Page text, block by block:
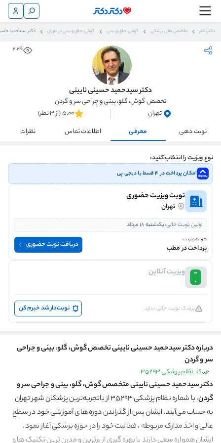
دکتردکتر تخصص های پزشکی گوش، حلق و بینی گوش، حلق و بینی در تهران دکتر سیدحمید
4.4K
دکتر سیدحمید حسینی نایینی
تخصص گوش، گلو، بینی و جراحی سر و گردن
تهران
5.00 (از 3 نظر)
نوبت دهی
معرفی اطلاعات تماس نظرات
نوع ویزیت را انتخاب کنید:
امکان پرداخت در ۴ قسط با دیجی پی
نوبت ویزیت حضوری
تهران
اولین نوبت خالی:یک‌شنبه 18 مرداد
هزینه ویزیت:
پرداخت در مطب دریافت نوبت حضوری
ویزیت آنلاین
پزشک نوبت خالی ندارد. نوبت‌دار شد خبرم کن
درباره دکتر سیدحمید حسینی نایینی تخصص گوش، گلو، بینی و جراحی
سر و گردن
کد نظام پزشکی 35293
دکتر سیدحمید حسینی نایینی متخصص گوش، گلو، بینی و جراحی سر و
گردن
، با شماره نظام پزشکی 35293 از باتجربه‌ترین پزشکان شهر تهران
به حساب می‌آیند. ایشان پس از گذراندن دوره های آموزشی خود در سطح
عالی و اخذ مدارک مربوطه ، فعالیت خود را در حوزه پزشکی آغاز نمود.
ایشان همواره سعی دارند با بهره گیری از برترین و مدرن ترین تکنیک ها و